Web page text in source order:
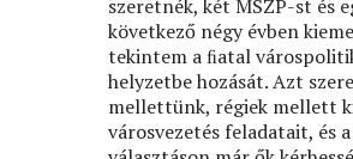
szeretnék, két MSZP-st és
következő négy évben
tekintem a ﬁatal
helyzetbe hozását. Azt
mellettünk, régiek mellett
városvezetés feladatait, és